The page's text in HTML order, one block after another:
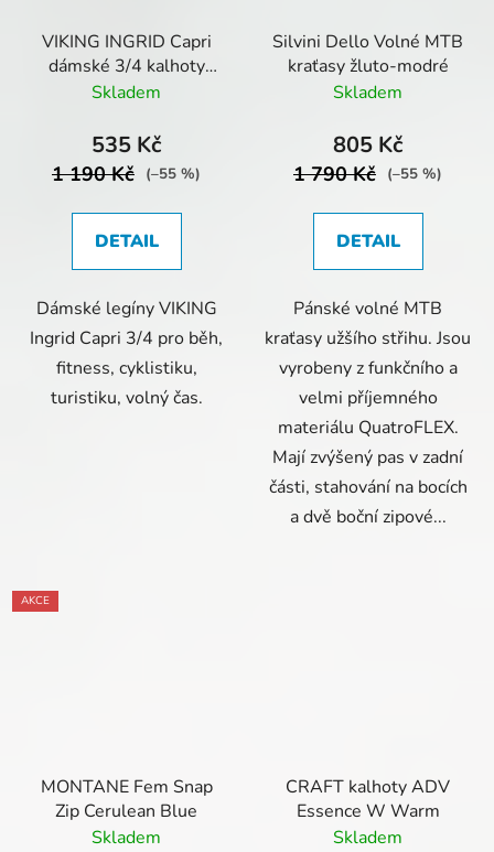
VIKING INGRID Capri
dámské 3/4 kalhoty
black-green
Skladem
535 Kč
1 190 Kč (–55 %)
DETAIL
Dámské legíny VIKING
Ingrid Capri 3/4 pro běh,
fitness, cyklistiku,
turistiku, volný čas.
Silvini Dello Volné MTB
kraťasy žluto-modré
Skladem
805 Kč
1 790 Kč (–55 %)
DETAIL
Pánské volné MTB
kraťasy užšího střihu. Jsou
vyrobeny z funkčního a
velmi příjemného
materiálu QuatroFLEX.
Mají zvýšený pas v zadní
části, stahování na bocích
a dvě boční zipové...
AKCE
MONTANE Fem Snap
Zip Cerulean Blue
Skladem
CRAFT kalhoty ADV
Essence W Warm
Skladem